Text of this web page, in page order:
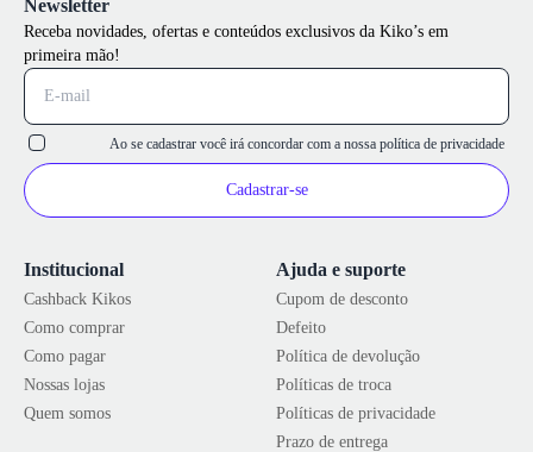
Institucional
Cashback Kikos
Como comprar
Como pagar
Nossas lojas
Quem somos
Ajuda e suporte
Cupom de desconto
Defeito
Política de devolução
Políticas de troca
Políticas de privacidade
Prazo de entrega
Newsletter
Receba novidades, ofertas e conteúdos exclusivos da Kiko’s em
primeira mão!
Ao se cadastrar você irá concordar com a nossa política de privacidade
Cadastrar-se